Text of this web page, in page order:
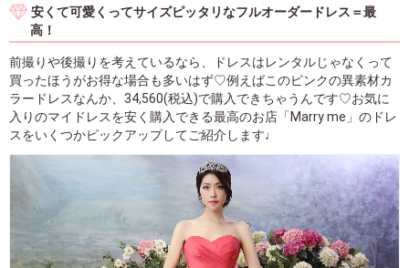
安くて可愛くってサイズピッタリなフルオーダードレス＝最
高！
前撮りや後撮りを考えているなら、ドレスはレンタルじゃなくって
買ったほうがお得な場合も多いはず♡例えばこのピンクの異素材カ
ラードレスなんか、34,560(税込)で購入できちゃうんです♡お気に
入りのマイドレスを安く購入できる最高のお店「Marry me」のドレ
スをいくつかピックアップしてご紹介します♩